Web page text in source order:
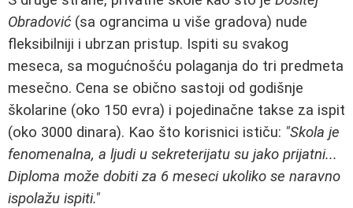
Obradović (sa ograncima u više gradova) nude
fleksibilniji i ubrzan pristup. Ispiti su svakog
meseca, sa mogućnošću polaganja do tri predmeta
mesečno. Cena se obično sastoji od godišnje
školarine (oko 150 evra) i pojedinačne takse za ispit
(oko 3000 dinara). Kao što korisnici ističu: "Skola je
fenomenalna, a ljudi u sekreterijatu su jako prijatni...
Diploma može dobiti za 6 meseci ukoliko se naravno
ispolažu ispiti."